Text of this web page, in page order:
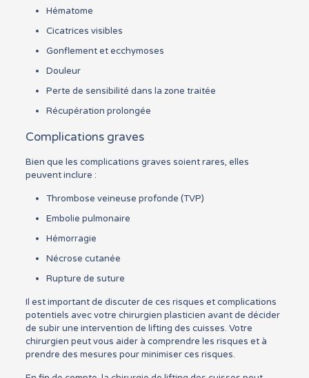
Hématome
Cicatrices visibles
Gonflement et ecchymoses
Douleur
Perte de sensibilité dans la zone traitée
Récupération prolongée
Complications graves
Bien que les complications graves soient rares, elles
peuvent inclure :
Thrombose veineuse profonde (TVP)
Embolie pulmonaire
Hémorragie
Nécrose cutanée
Rupture de suture
Il est important de discuter de ces risques et complications
potentiels avec votre chirurgien plasticien avant de décider
de subir une intervention de lifting des cuisses. Votre
chirurgien peut vous aider à comprendre les risques et à
prendre des mesures pour minimiser ces risques.